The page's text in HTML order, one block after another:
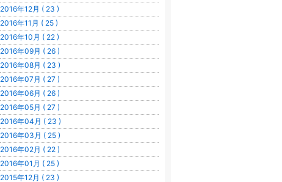
2016年12月 ( 23 )
2016年11月 ( 25 )
2016年10月 ( 22 )
2016年09月 ( 26 )
2016年08月 ( 23 )
2016年07月 ( 27 )
2016年06月 ( 26 )
2016年05月 ( 27 )
2016年04月 ( 23 )
2016年03月 ( 25 )
2016年02月 ( 22 )
2016年01月 ( 25 )
2015年12月 ( 23 )